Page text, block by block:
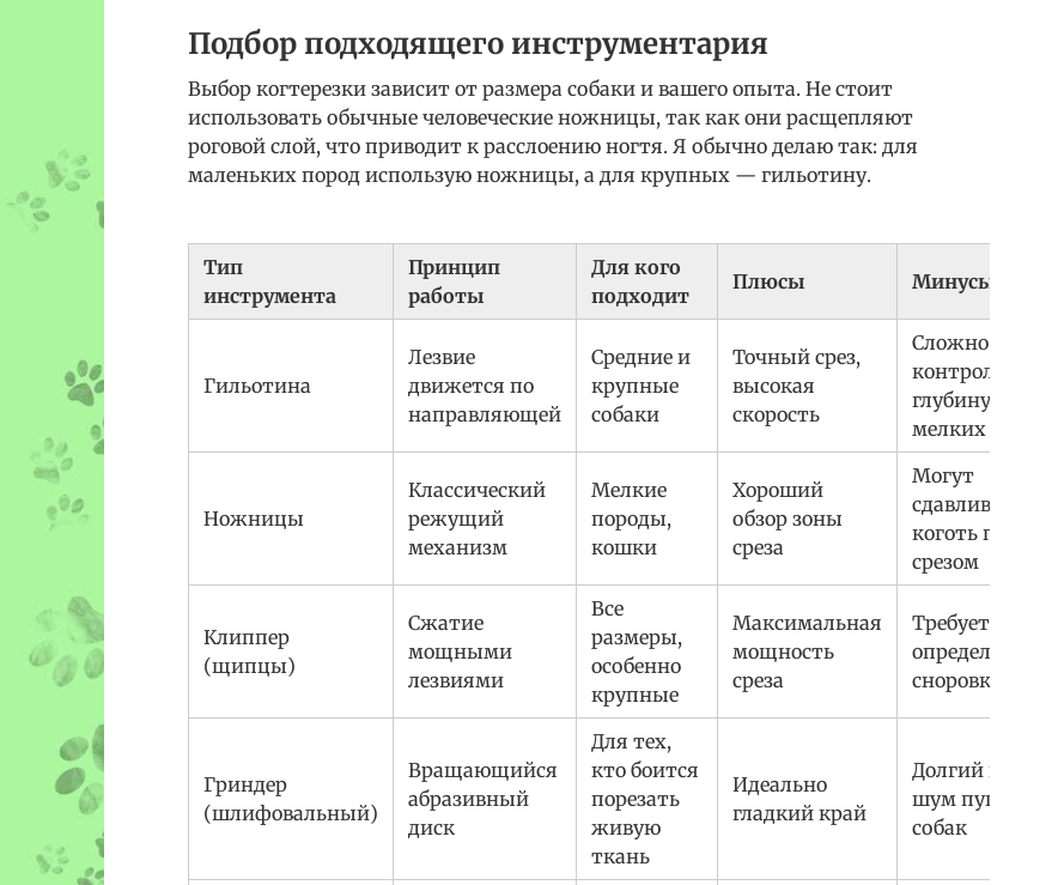
Подбор подходящего инструментария
Выбор когтерезки зависит от размера собаки и вашего опыта. Не стоит
использовать обычные человеческие ножницы, так как они расщепляют
роговой слой, что приводит к расслоению ногтя. Я обычно делаю так: для
маленьких пород использую ножницы, а для крупных — гильотину.
Тип
инструмента
Принцип
работы
Для кого
подходит
Плюсы Минусы
Гильотина
Лезвие
движется по
направляющей
Средние и
крупные
собаки
Точный срез,
высокая
скорость
Сложно
контролировать
глубину у
мелких пород
Ножницы
Классический
режущий
механизм
Мелкие
породы,
кошки
Хороший
обзор зоны
среза
Могут
сдавливать
коготь перед
срезом
Клиппер
(щипцы)
Сжатие
мощными
лезвиями
Все
размеры,
особенно
крупные
Максимальная
мощность
среза
Требуется
определенная
сноровка
Гриндер
(шлифовальный)
Вращающийся
абразивный
диск
Для тех,
кто боится
порезать
живую
ткань
Идеально
гладкий край
Долгий процесс,
шум пугает
собак